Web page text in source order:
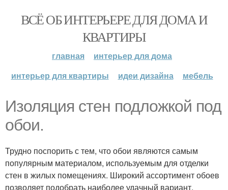
ВСЁ ОБ ИНТЕРЬЕРЕ ДЛЯ ДОМА И
КВАРТИРЫ
главная
интерьер для дома
интерьер для квартиры
идеи дизайна мебель
Изоляция стен подложкой под
обои.
Трудно поспорить с тем, что обои являются самым
популярным материалом, используемым для отделки
стен в жилых помещениях. Широкий ассортимент обоев
позволяет подобрать наиболее удачный вариант,